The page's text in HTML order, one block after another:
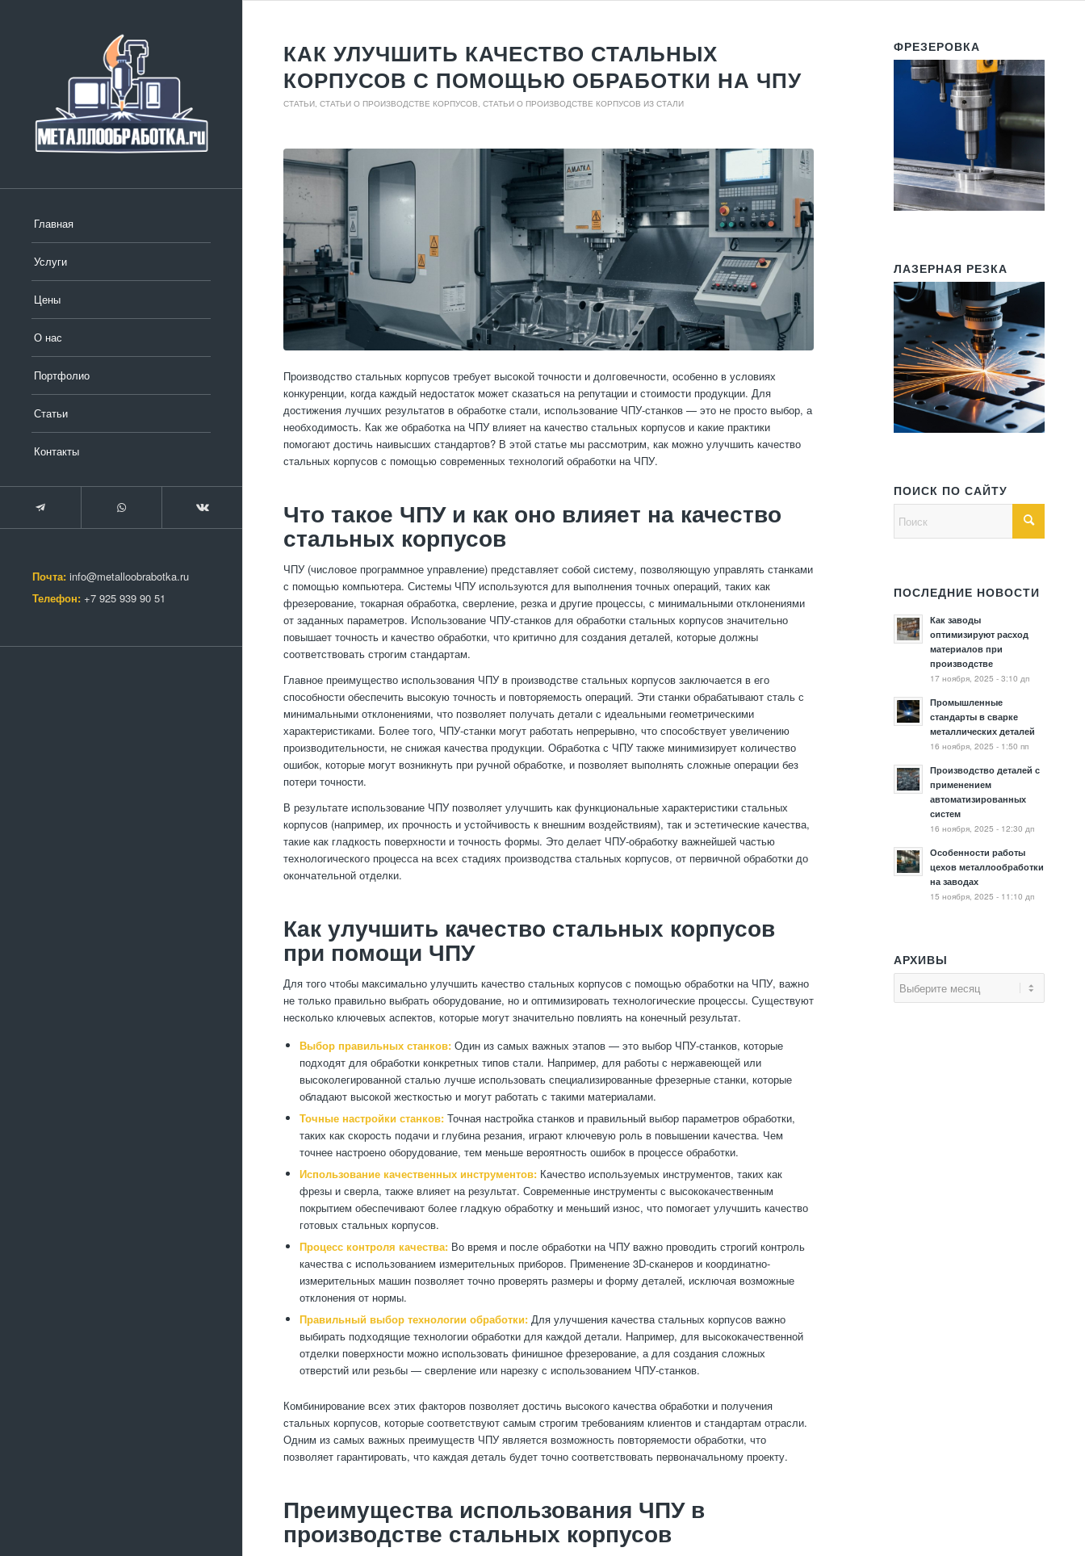
Главная
Услуги
Цены
О нас
Портфолио
Статьи
Контакты
Почта: info@metalloobrabotka.ru
Телефон: +7 925 939 90 51
КАК УЛУЧШИТЬ КАЧЕСТВО СТАЛЬНЫХ
КОРПУСОВ С ПОМОЩЬЮ ОБРАБОТКИ НА ЧПУ
СТАТЬИ СТАТЬИ О ПРОИЗВОДСТВЕ КОРПУСОВ СТАТЬИ О ПРОИЗВОДСТВЕ КОРПУСОВ ИЗ СТАЛИ
Производство стальных корпусов требует высокой точности и долговечности, особенно в условиях
конкуренции, когда каждый недостаток может сказаться на репутации и стоимости продукции. Для
достижения лучших результатов в обработке стали, использование ЧПУ-станков — это не просто выбор, а
необходимость. Как же обработка на ЧПУ влияет на качество стальных корпусов и какие практики
помогают достичь наивысших стандартов? В этой статье мы рассмотрим, как можно улучшить качество
стальных корпусов с помощью современных технологий обработки на ЧПУ.
Что такое ЧПУ и как оно влияет на качество
стальных корпусов
ЧПУ (числовое программное управление) представляет собой систему, позволяющую управлять станками
с помощью компьютера. Системы ЧПУ используются для выполнения точных операций, таких как
фрезерование, токарная обработка, сверление, резка и другие процессы, с минимальными отклонениями
от заданных параметров. Использование ЧПУ-станков для обработки стальных корпусов значительно
повышает точность и качество обработки, что критично для создания деталей, которые должны
соответствовать строгим стандартам.
Главное преимущество использования ЧПУ в производстве стальных корпусов заключается в его
способности обеспечить высокую точность и повторяемость операций. Эти станки обрабатывают сталь с
минимальными отклонениями, что позволяет получать детали с идеальными геометрическими
характеристиками. Более того, ЧПУ-станки могут работать непрерывно, что способствует увеличению
производительности, не снижая качества продукции. Обработка с ЧПУ также минимизирует количество
ошибок, которые могут возникнуть при ручной обработке, и позволяет выполнять сложные операции без
потери точности.
В результате использование ЧПУ позволяет улучшить как функциональные характеристики стальных
корпусов (например, их прочность и устойчивость к внешним воздействиям), так и эстетические качества,
такие как гладкость поверхности и точность формы. Это делает ЧПУ-обработку важнейшей частью
технологического процесса на всех стадиях производства стальных корпусов, от первичной обработки до
окончательной отделки.
Как улучшить качество стальных корпусов
при помощи ЧПУ
Для того чтобы максимально улучшить качество стальных корпусов с помощью обработки на ЧПУ, важно
не только правильно выбрать оборудование, но и оптимизировать технологические процессы. Существуют
несколько ключевых аспектов, которые могут значительно повлиять на конечный результат.
Выбор правильных станков: Один из самых важных этапов — это выбор ЧПУ-станков, которые
подходят для обработки конкретных типов стали. Например, для работы с нержавеющей или
высоколегированной сталью лучше использовать специализированные фрезерные станки, которые
обладают высокой жесткостью и могут работать с такими материалами.
Точные настройки станков: Точная настройка станков и правильный выбор параметров обработки,
таких как скорость подачи и глубина резания, играют ключевую роль в повышении качества. Чем
точнее настроено оборудование, тем меньше вероятность ошибок в процессе обработки.
Использование качественных инструментов: Качество используемых инструментов, таких как
фрезы и сверла, также влияет на результат. Современные инструменты с высококачественным
покрытием обеспечивают более гладкую обработку и меньший износ, что помогает улучшить качество
готовых стальных корпусов.
Процесс контроля качества: Во время и после обработки на ЧПУ важно проводить строгий контроль
качества с использованием измерительных приборов. Применение 3D-сканеров и координатно-
измерительных машин позволяет точно проверять размеры и форму деталей, исключая возможные
отклонения от нормы.
Правильный выбор технологии обработки: Для улучшения качества стальных корпусов важно
выбирать подходящие технологии обработки для каждой детали. Например, для высококачественной
отделки поверхности можно использовать финишное фрезерование, а для создания сложных
отверстий или резьбы — сверление или нарезку с использованием ЧПУ-станков.
Комбинирование всех этих факторов позволяет достичь высокого качества обработки и получения
стальных корпусов, которые соответствуют самым строгим требованиям клиентов и стандартам отрасли.
Одним из самых важных преимуществ ЧПУ является возможность повторяемости обработки, что
позволяет гарантировать, что каждая деталь будет точно соответствовать первоначальному проекту.
Преимущества использования ЧПУ в
производстве стальных корпусов
ФРЕЗЕРОВКА
ЛАЗЕРНАЯ РЕЗКА
ПОИСК ПО САЙТУ
ПОСЛЕДНИЕ НОВОСТИ
Как заводы
оптимизируют расход
материалов при
производстве
17 ноября, 2025 - 3:10 дп
Промышленные
стандарты в сварке
металлических деталей
16 ноября, 2025 - 1:50 пп
Производство деталей с
применением
автоматизированных
систем
16 ноября, 2025 - 12:30 дп
Особенности работы
цехов металлообработки
на заводах
15 ноября, 2025 - 11:10 дп
АРХИВЫ